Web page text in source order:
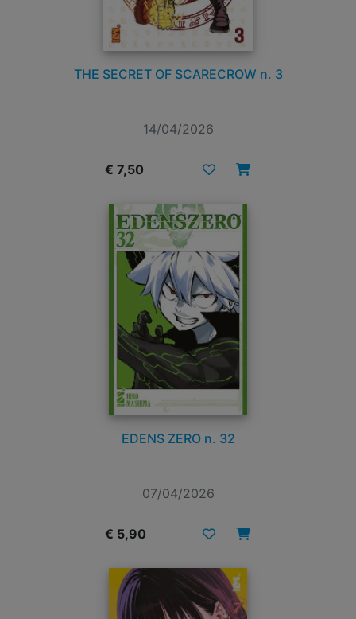
THE SECRET OF SCARECROW n. 3
14/04/2026
€ 7,50
EDENS ZERO n. 32
07/04/2026
€ 5,90